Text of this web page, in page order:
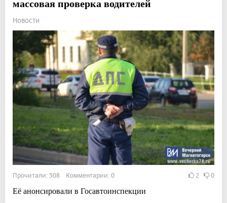
массовая проверка водителей
Новости
Прочитали: 508 Комментарии: 0 2 0
Её анонсировали в Госавтоинспекции